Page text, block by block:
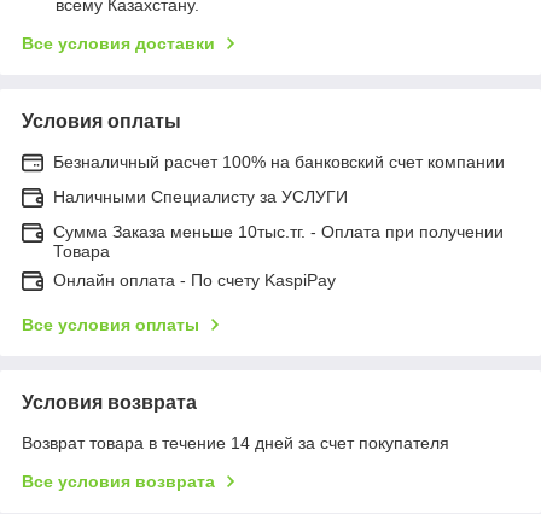
всему Казахстану.
Все условия доставки
Условия оплаты
Безналичный расчет 100% на банковский счет компании
Наличными Специалисту за УСЛУГИ
Сумма Заказа меньше 10тыс.тг. - Оплата при получении
Товара
Онлайн оплата - По счету KaspiPay
Все условия оплаты
Условия возврата
Возврат товара в течение 14 дней за счет покупателя
Все условия возврата